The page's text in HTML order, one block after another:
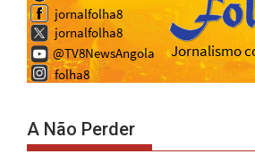
A Não Perder